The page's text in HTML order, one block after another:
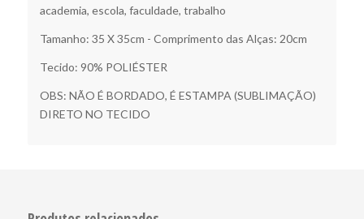
academia, escola, faculdade, trabalho
Tamanho: 35 X 35cm - Comprimento das Alças: 20cm
Tecido: 90% POLIÉSTER
OBS: NÃO É BORDADO, É ESTAMPA (SUBLIMAÇÃO)
DIRETO NO TECIDO